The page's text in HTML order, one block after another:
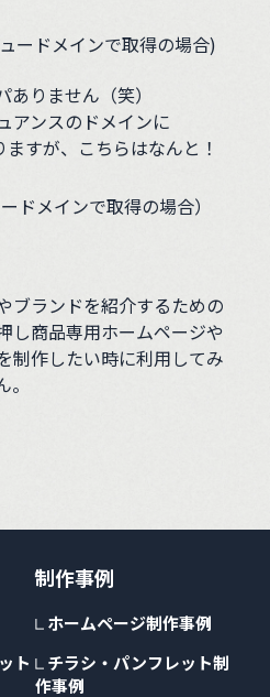
ードメインで取得の場合)
りません（笑）
アンスのドメインに
すが、こちらはなんと！
ードメインで取得の場合）
ブランドを紹介するための
し商品専用ホームページや
制作したい時に利用してみ
ト
制作事例
ホームページ制作事例
チラシ・パンフレット制
作事例